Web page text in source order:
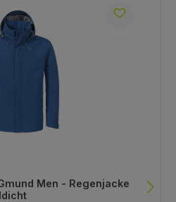
Men - Regenjacke